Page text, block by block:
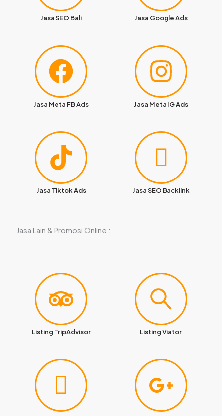
Jasa SEO Bali Jasa Google Ads
Jasa Meta FB Ads Jasa Meta IG Ads
Jasa Tiktok Ads Jasa SEO Backlink
Jasa Lain & Promosi Online :
Listing TripAdvisor Listing Viator